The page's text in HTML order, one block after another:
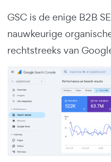
GSC is de enige B2B
nauwkeurige
rechtstreeks van